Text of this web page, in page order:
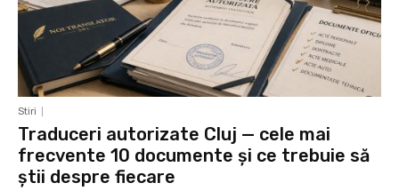
Stiri
Traduceri autorizate Cluj — cele mai
frecvente 10 documente și ce trebuie să
știi despre fiecare